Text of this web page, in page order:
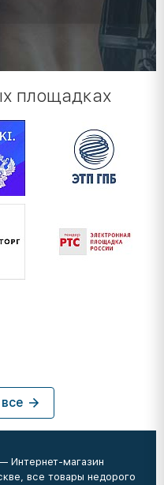
площадках
Интернет-магазин
все товары недорого